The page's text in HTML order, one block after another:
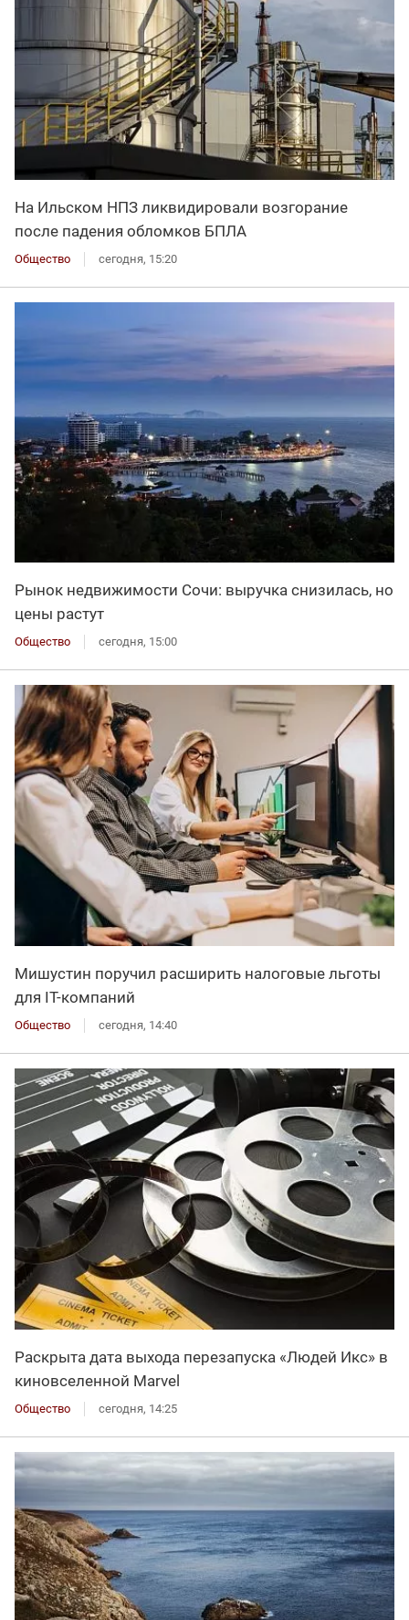
На Ильском НПЗ ликвидировали возгорание
после падения обломков БПЛА
Общество сегодня, 15:20
Рынок недвижимости Сочи: выручка снизилась, но
цены растут
Общество сегодня, 15:00
Мишустин поручил расширить налоговые льготы
для IT-компаний
Общество сегодня, 14:40
Раскрыта дата выхода перезапуска «Людей Икс» в
киновселенной Marvel
Общество сегодня, 14:25